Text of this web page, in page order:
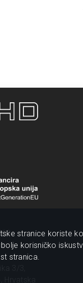
Hrvatska
stranice koriste
korisničko
stranica.